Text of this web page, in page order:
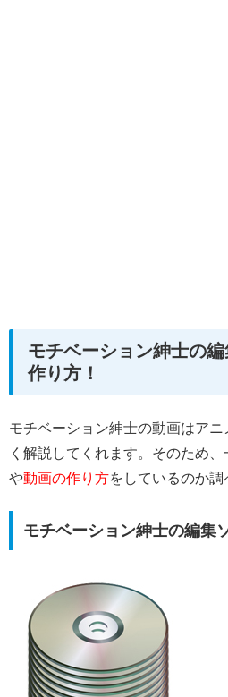
モチベーション紳士の
作り方！
モチベーション紳士の動画はア
く解説してくれます。そのため
や動画の作り方をしているのか調
モチベーション紳士の編集